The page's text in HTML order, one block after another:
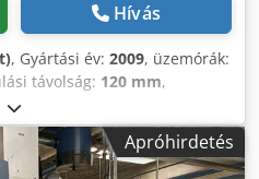
Hívás
, Gyártási év: 2009, üzemórák:
távolság: 120 mm,
000 ford/min
Sauer Ultrasonic 10 + PH
fordulatszáma 40 000
pedig 6 kW. A gép
Apróhirdetés